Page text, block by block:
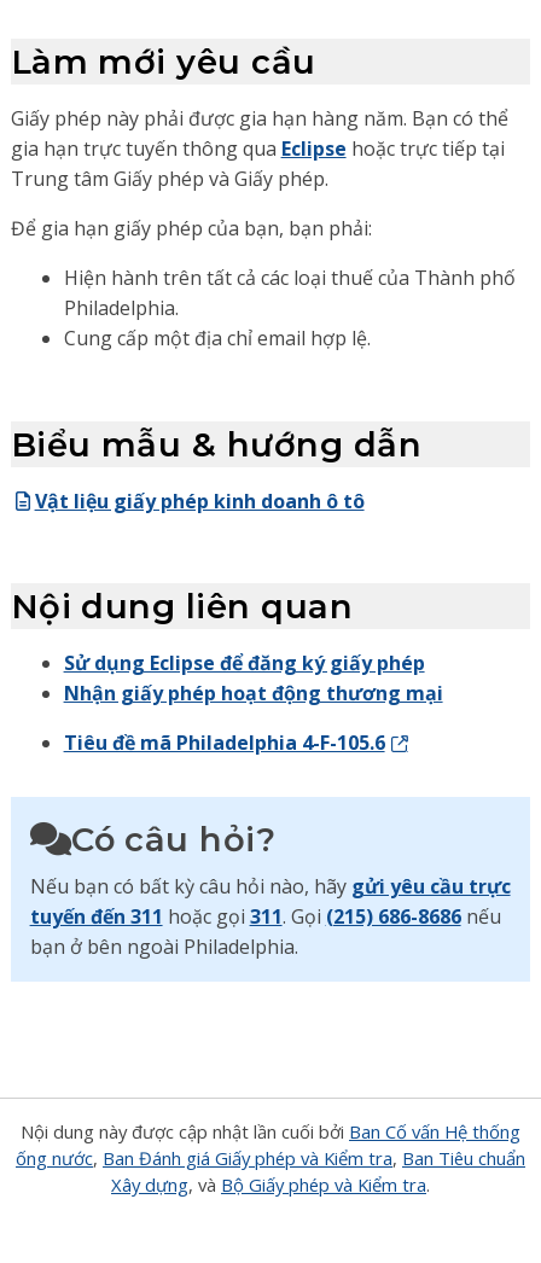
Làm mới yêu cầu
Giấy phép này phải được gia hạn hàng năm. Bạn có thể
gia hạn trực tuyến thông qua Eclipse hoặc trực tiếp tại
Trung tâm Giấy phép và Giấy phép.
Để gia hạn giấy phép của bạn, bạn phải:
Hiện hành trên tất cả các loại thuế của Thành phố
Philadelphia.
Cung cấp một địa chỉ email hợp lệ.
Biểu mẫu & hướng dẫn
Vật liệu giấy phép kinh doanh ô tô
Nội dung liên quan
Sử dụng Eclipse để đăng ký giấy phép
Nhận giấy phép hoạt động thương mại
Tiêu đề mã Philadelphia 4-F-105.6
Có câu hỏi?
Nếu bạn có bất kỳ câu hỏi nào, hãy gửi yêu cầu trực
tuyến đến 311 hoặc gọi 311. Gọi (215) 686-8686nếu
bạn ở bên ngoài Philadelphia.
Nội dung này được cập nhật lần cuối bởi Ban Cố vấn Hệ thống
ống nước, Ban Đánh giá Giấy phép và Kiểm tra, Ban Tiêu chuẩn
Xây dựng, và Bộ Giấy phép và Kiểm tra.